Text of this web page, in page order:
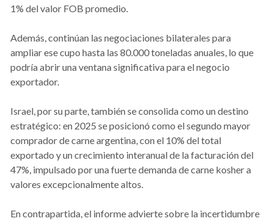
1% del valor FOB promedio.
Además, continúan las negociaciones bilaterales para
ampliar ese cupo hasta las 80.000 toneladas anuales, lo que
podría abrir una ventana significativa para el negocio
exportador.
Israel, por su parte, también se consolida como un destino
estratégico: en 2025 se posicionó como el segundo mayor
comprador de carne argentina, con el 10% del total
exportado y un crecimiento interanual de la facturación del
47%, impulsado por una fuerte demanda de carne kosher a
valores excepcionalmente altos.
En contrapartida, el informe advierte sobre la incertidumbre